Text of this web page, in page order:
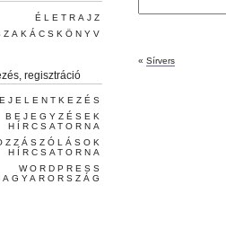
« Sírvers
ÉLETRAJZ
regisztráció
BEJEGYZÉSEK
HÍRCSATORNA
HÍRCSATORNA
WORDPRESS